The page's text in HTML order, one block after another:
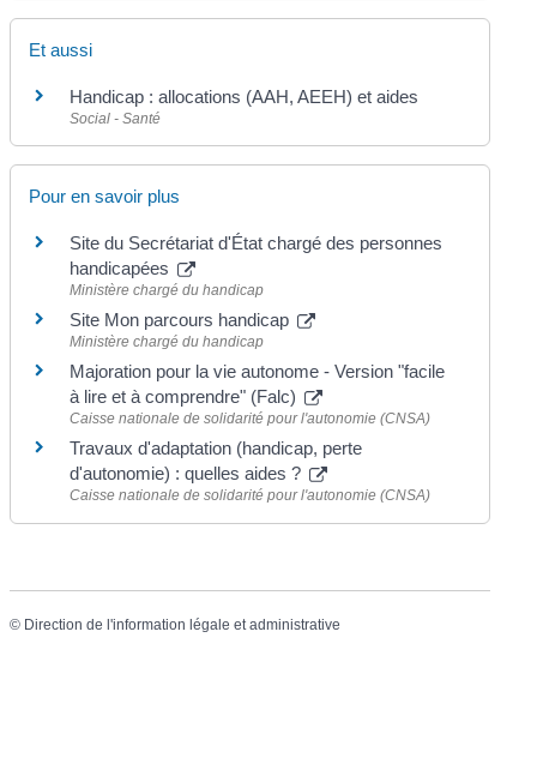
Et aussi
Handicap : allocations (AAH, AEEH) et aides
Social - Santé
Pour en savoir plus
Site du Secrétariat d'État chargé des personnes
handicapées
Ministère chargé du handicap
Site Mon parcours handicap
Ministère chargé du handicap
Majoration pour la vie autonome - Version "facile
à lire et à comprendre" (Falc)
Caisse nationale de solidarité pour l'autonomie (CNSA)
Travaux d'adaptation (handicap, perte
d'autonomie) : quelles aides ?
Caisse nationale de solidarité pour l'autonomie (CNSA)
© Direction de l'information légale et administrative